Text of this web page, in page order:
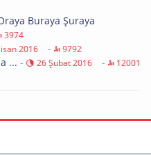
Buraya Şuraya
3974
2016 - 9792
... - 26 Şubat 2016 - 12001